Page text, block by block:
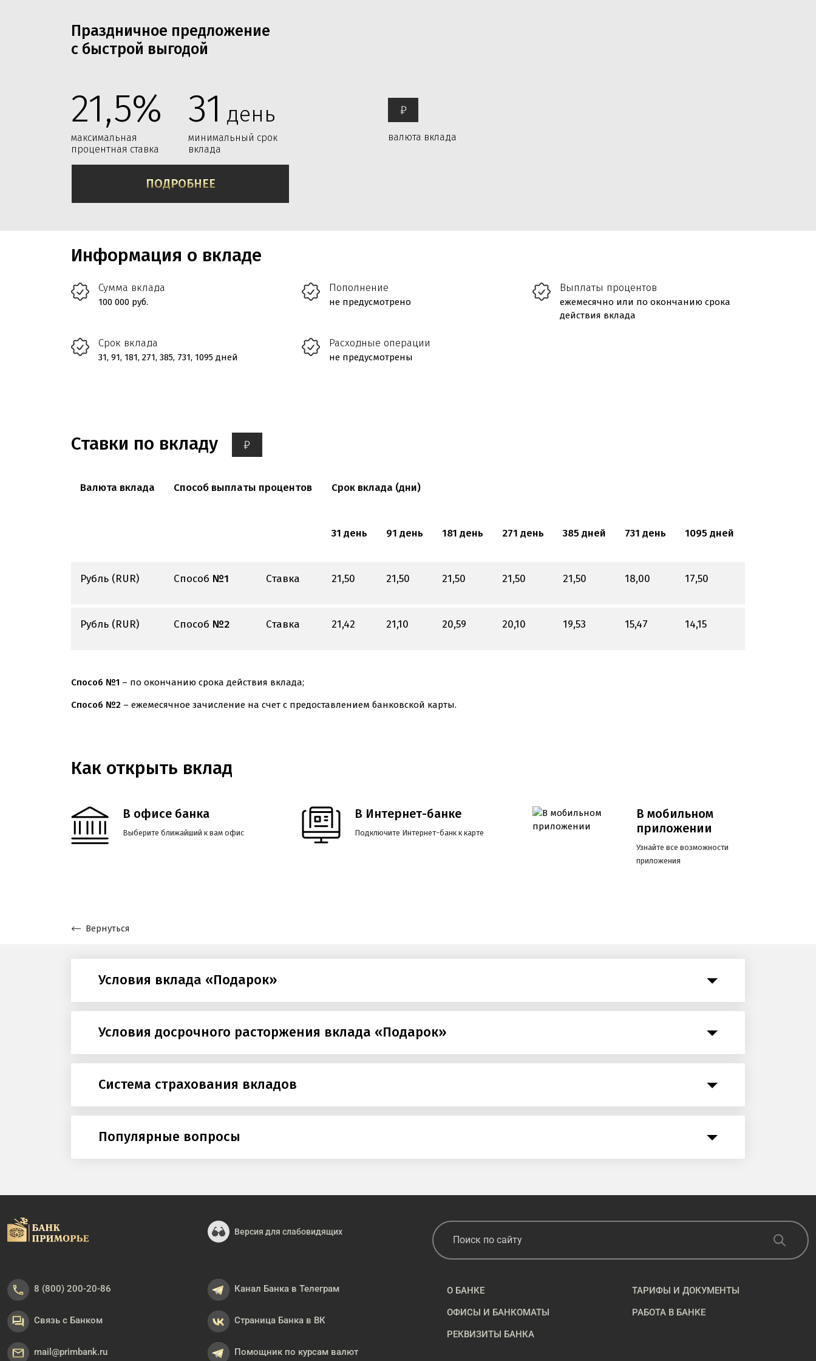
Праздничное предложение
с быстрой выгодой
21,5%
максимальная
процентная ставка
31 день
минимальный срок
вклада
₽
валюта вклада
ПОДРОБНЕЕ
Информация о вкладе
Сумма вклада
100 000 руб.
Пополнение
не предусмотрено
Выплаты процентов
ежемесячно или по окончанию срока
действия вклада
Срок вклада
31, 91, 181, 271, 385, 731, 1095 дней
Расходные операции
не предусмотрены
Ставки по вкладу ₽
Валюта вклада Способ выплаты процентов Срок вклада (дни)
31 день 91 день 181 день 271 день 385 дней 731 день 1095 дней
Рубль (RUR) Способ №1 Ставка 21,50 21,50 21,50 21,50 21,50 18,00 17,50
Рубль (RUR) Способ №2 Ставка 21,42 21,10 20,59 20,10 19,53 15,47 14,15
Способ №1 – по окончанию срока действия вклада;
Способ №2 – ежемесячное зачисление на счет с предоставлением банковской карты.
Как открыть вклад
В офисе банка
Выберите ближайший к вам офис
В Интернет-банке
Подключите Интернет-банк к карте
В мобильном
приложении
Узнайте все возможности
приложения
Вернуться
Условия вклада «Подарок»
Условия досрочного расторжения вклада «Подарок»
Система страхования вкладов
Популярные вопросы
Версия для слабовидящих
8 (800) 200-20-86
Связь с Банком
mail@primbank.ru
Канал Банка в Телеграм
Страница Банка в ВК
Помощник по курсам валют
О БАНКЕ
ОФИСЫ И БАНКОМАТЫ
РЕКВИЗИТЫ БАНКА
ТАРИФЫ И ДОКУМЕНТЫ
РАБОТА В БАНКЕ